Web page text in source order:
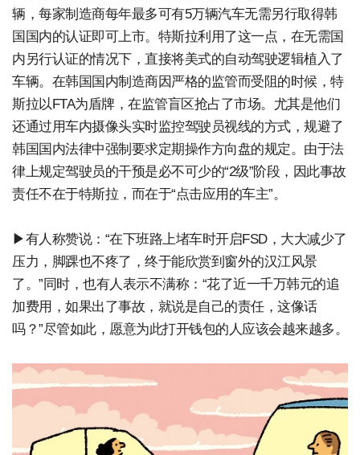
辆，每家制造商每年最多可有5万辆汽车无需另行取得韩
国国内的认证即可上市。特斯拉利用了这一点，在无需国
内另行认证的情况下，直接将美式的自动驾驶逻辑植入了
车辆。在韩国国内制造商因严格的监管而受阻的时候，特
斯拉以FTA为盾牌，在监管盲区抢占了市场。尤其是他们
还通过用车内摄像头实时监控驾驶员视线的方式，规避了
韩国国内法律中强制要求定期操作方向盘的规定。由于法
律上规定驾驶员的干预是必不可少的“2级”阶段，因此事故
责任不在于特斯拉，而在于“点击应用的车主”。
▶有人称赞说：“在下班路上堵车时开启FSD，大大减少了
压力，脚踝也不疼了，终于能欣赏到窗外的汉江风景
了。”同时，也有人表示不满称：“花了近一千万韩元的追
加费用，如果出了事故，就说是自己的责任，这像话
吗？”尽管如此，愿意为此打开钱包的人应该会越来越多。